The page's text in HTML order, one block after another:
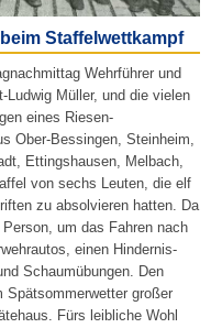
Staffelwettkampf
Wehrführer und
Ludwig Müller, und die vielen
eines Riesen-
Ober-Bessingen, Steinheim,
Ettingshausen, Melbach,
von sechs Leuten, die elf
zu absolvieren hatten. Da
um das Fahren nach
einen Hindernis-
Schaumübungen. Den
Spätsommerwetter großer
Fürs leibliche Wohl